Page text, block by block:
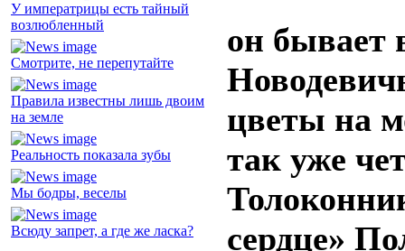
У императрицы есть тайный
возлюбленный
Смотрите, не перепутайте
Правила известны лишь двоим
на земле
Реальность показала зубы
Мы бодры, веселы
Всюду запрет, а где же ласка?
он бывает
цветы на
так уже
сердце»